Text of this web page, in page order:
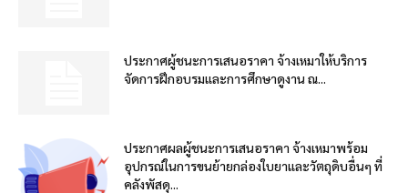
ประกาศผู้ชนะการเสนอราคา จ้างเหมาให้บริการ
จัดการฝึกอบรมและการศึกษาดูงาน ณ...
ประกาศผลผู้ชนะการเสนอราคา จ้างเหมาพร้อม
อุปกรณ์ในการขนย้ายกล่องใบยาและวัตถุดิบอื่นๆ ที่
คลังพัสดุ...